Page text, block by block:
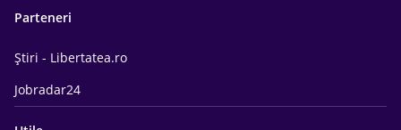
Parteneri
Știri - Libertatea.ro
Jobradar24